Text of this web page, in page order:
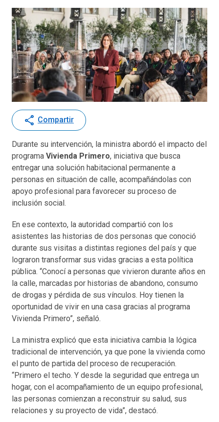
share Compartir
Durante su intervención, la ministra abordó el impacto del
programa Vivienda Primero, iniciativa que busca
entregar una solución habitacional permanente a
personas en situación de calle, acompañándolas con
apoyo profesional para favorecer su proceso de
inclusión social.
En ese contexto, la autoridad compartió con los
asistentes las historias de dos personas que conoció
durante sus visitas a distintas regiones del país y que
lograron transformar sus vidas gracias a esta política
pública. “Conocí a personas que vivieron durante años en
la calle, marcadas por historias de abandono, consumo
de drogas y pérdida de sus vínculos. Hoy tienen la
oportunidad de vivir en una casa gracias al programa
Vivienda Primero”, señaló.
La ministra explicó que esta iniciativa cambia la lógica
tradicional de intervención, ya que pone la vivienda como
el punto de partida del proceso de recuperación.
“Primero el techo. Y desde la seguridad que entrega un
hogar, con el acompañamiento de un equipo profesional,
las personas comienzan a reconstruir su salud, sus
relaciones y su proyecto de vida”, destacó.